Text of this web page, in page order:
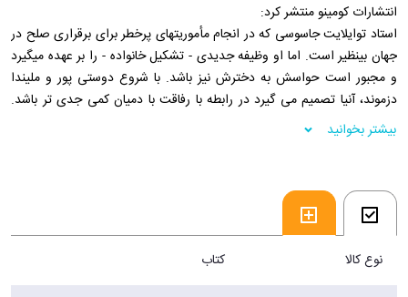
انتشارات کومینو منتشر کرد:
استاد توایلایت جاسوسی که در انجام مأموریتهای پرخطر برای برقراری صلح در
جهان بینظیر است. اما او وظیفه جدیدی - تشکیل خانواده - را بر عهده میگیرد
و مجبور است حواسش به دخترش نیز باشد. با شروع دوستی پور و ملیندا
دزموند، آنیا تصمیم می گیرد در رابطه با رفاقت با دمیان کمی جدی تر باشد.
روزی در حالی که در مسیر رفتن به موزه هستند او و دوستانش مورد حمله
گروهی از فعالان اجتماعی قرار میگیرند که درصدد آزادی دوستان زندانی خود
فروشگاه اینترنتی 30بوک
بیشتر بخوانید
نوع کالا کتاب